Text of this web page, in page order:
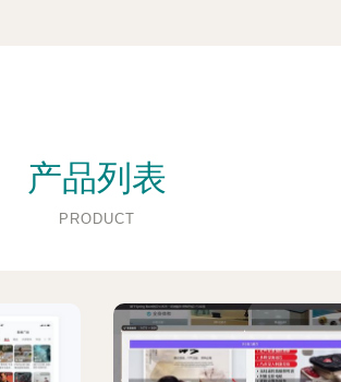
产品列表
PRODUCT